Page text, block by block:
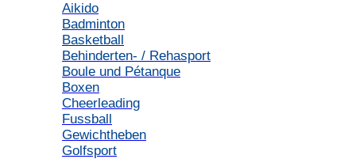
Aikido
Badminton
Basketball
Behinderten- / Rehasport
Boule und Pétanque
Boxen
Cheerleading
Fussball
Gewichtheben
Golfsport